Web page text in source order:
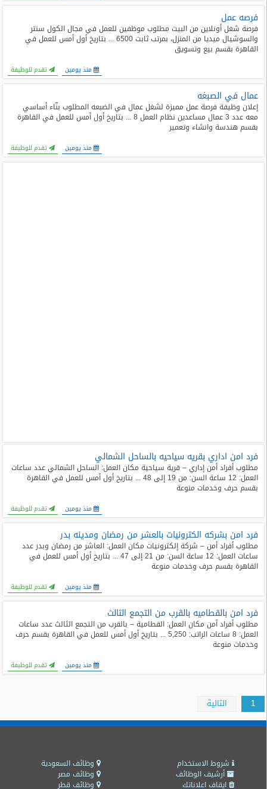
فرصه عمل
فرصة شغل أونلاين من البيت مطلوب موظفين للعمل في مجال الكول سنتر
والسوشيال ميديا من المنزل، بمرتب ثابت 6500 ... بتاريخ أول أمس للعمل في
القاهرة بقسم بيع وتسويق
منذ يومين تقدم للوظيفة
عمال في الصبغه
إعلان وظيفة فرصة عمل مميزة لشغل عمال في الضبعه المطلوب بنّاء أساسي
معه عدد 3 عمال مساعدين نظام العمل 8 ... بتاريخ أول أمس للعمل في القاهرة
بقسم هندسة وانشاء وتعمير
منذ يومين تقدم للوظيفة
فرد امن اداري بقريه سياحيه بالساحل الشمالي
مطلوب أفراد أمن إداري – قرية سياحية مكان العمل: الساحل الشمالي عدد ساعات
العمل: 12 ساعة السن: من 19 إلى 48 ... بتاريخ أول أمس للعمل في القاهرة
بقسم حرف وخدمات منوعة
منذ يومين تقدم للوظيفة
فرد امن بشركه الكترونيات بالعشر من رمضان ومدينه بدر
مطلوب أفراد أمن – شركة إلكترونيات مكان العمل: العاشر من رمضان وبدر عدد
ساعات العمل: 12 ساعة السن: من 21 إلى 47 ... بتاريخ أول أمس للعمل في
القاهرة بقسم حرف وخدمات منوعة
منذ يومين تقدم للوظيفة
فرد امن بالقطاميه بالقرب من التجمع الثالث
مطلوب أفراد أمن مكان العمل: القطامية – بالقرب من التجمع الثالث عدد ساعات
العمل: 8 ساعات الراتب: 5,250 ... بتاريخ أول أمس للعمل في القاهرة بقسم حرف
وخدمات منوعة
منذ يومين تقدم للوظيفة
1 التالية
وظائف السعودية
وظائف مصر
وظائف قطر
شروط الاستخدام
أرشيف الوظائف
ايقاف اعلاناتك